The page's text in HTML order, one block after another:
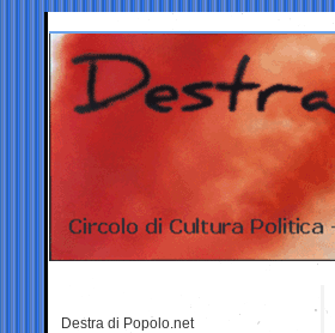
Destra di Popolo.net